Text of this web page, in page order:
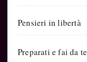
Pensieri in libertà
Preparati e fai da te